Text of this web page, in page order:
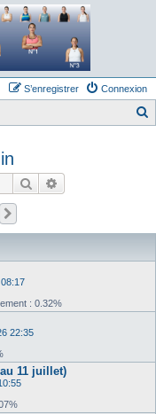
Connexion
S’enregistrer
h
Rechercher
: 0.32%
22:35
11 juillet)